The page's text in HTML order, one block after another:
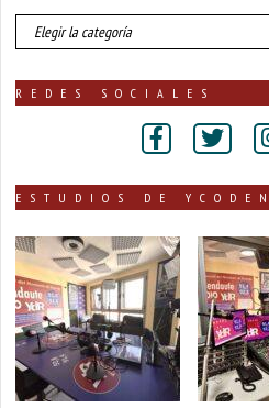
número
de
publicadas
REDES SOCIALES
ESTUDIOS DE